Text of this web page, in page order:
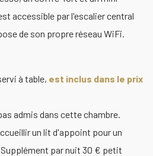
accessible par l'escalier central
de son propre réseau WiFi.
à table, est inclus dans le prix
admis dans cette chambre.
un lit d'appoint pour un
par nuit 30 € petit